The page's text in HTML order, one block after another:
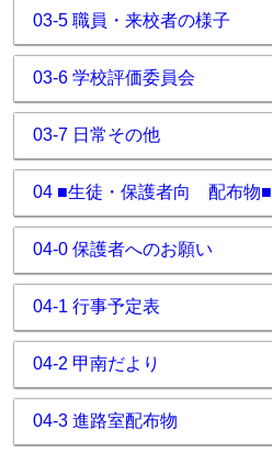
03-5 職員・来校者の様子
03-6 学校評価委員会
03-7 日常その他
04 ■生徒・保護者向 配布物■
04-0 保護者へのお願い
04-1 行事予定表
04-2 甲南だより
04-3 進路室配布物